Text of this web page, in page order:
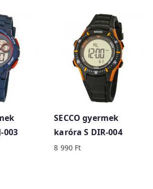
003
SECCO gyermek
karóra S DIR-004
8 990 Ft